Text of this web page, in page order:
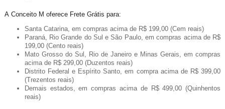
A Conceito M oferece Frete Grátis para:
Santa Catarina, em compras acima de R$ 199,00 (Cem reais)
Paraná, Rio Grande do Sul e São Paulo, em compras acima de R$
199,00 (Cento reais)
Mato Grosso do Sul, Rio de Janeiro e Minas Gerais, em compras
acima de R$ 299,00 (Duzentos reais)
Distrito Federal e Espírito Santo, em compra acima de R$ 399,00
(Trezentos reais)
Demais estados, em compras acima de R$ 499,00 (Quinhentos
reais)